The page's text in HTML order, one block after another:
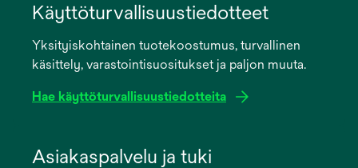
new
Käyttöturvallisuustiedotteet
Yksityiskohtainen tuotekoostumus, turvallinen
käsittely, varastointisuositukset ja paljon muuta.
Hae käyttöturvallisuustiedotteita
Asiakaspalvelu ja tuki